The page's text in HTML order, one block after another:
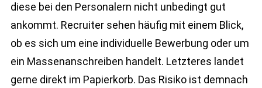
diese bei den Personalern nicht unbedingt gut
ankommt. Recruiter sehen häufig mit einem Blick,
ob es sich um eine individuelle Bewerbung oder um
ein Massenanschreiben handelt. Letzteres landet
gerne direkt im Papierkorb. Das Risiko ist demnach